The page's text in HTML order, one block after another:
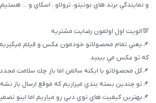
و نمايندگي برند هاي بونيتو، ترولاو ، اسكاي و ... هستيم
💯الويت اول اولمون رضايت مشتريه
📌يعني تمام محصولاتو خودمون عكس و فيلم
كه تو عكس مي بينيد
📌كل محصولاتو با ايكنه سالمن اما باز چك سلامت
📌تو چندين بسته بندي ميزاريم كه موقع ارسال باز نشه
📌بهترين كيفيت هاي توي دبي رو مياريم اما اينو